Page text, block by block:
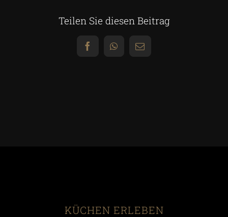
Teilen Sie diesen Beitrag
FacebookWhatsApp
E-
KÜCHEN ERLEBEN